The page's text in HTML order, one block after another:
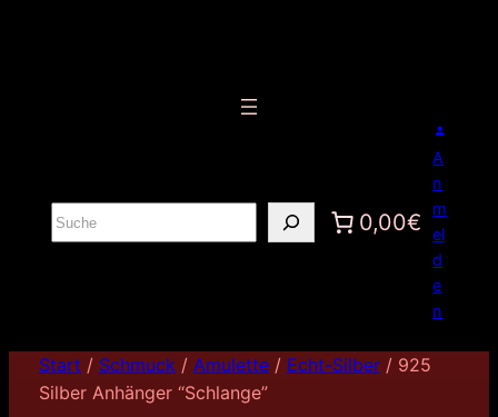
S
u
0,00€
A
n
m
el
d
e
n
Start / Schmuck/ Amulette/ Echt-Silber/ 925
Silber Anhänger “Schlange”